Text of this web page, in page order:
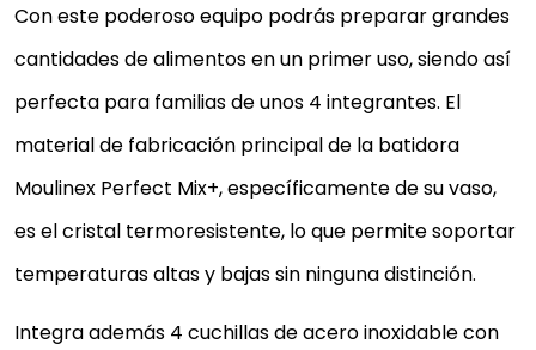
Prepara todo tipo de elaboraciones frías o
desde batidos o smoothie, licuados, mocktails,
de almendras entre muchas más...
3 programas: Bate, tritura hielo o limpia de forma
automática gracias a su interfaz de la pantalla
Fácil limpieza gracias a su programa Auto-Clean
solo necesita un poco de agua y pulsar un botón y
sus cuchillas fácilmente...
Con este poderoso equipo podrás preparar grandes
cantidades de alimentos en un primer uso, siendo así
perfecta para familias de unos 4 integrantes. El
material de fabricación principal de la batidora
Moulinex Perfect Mix+, específicamente de su vaso,
es el cristal termoresistente, lo que permite soportar
temperaturas altas y bajas sin ninguna distinción.
Integra además 4 cuchillas de acero inoxidable con